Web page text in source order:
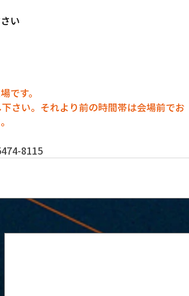
い
です。
さい。それより前の時間帯は会場前でお
8115